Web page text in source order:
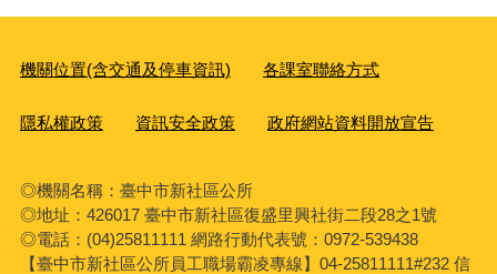
機關位置(含交通及停車資訊) 各課室聯絡方式
隱私權政策 資訊安全政策 政府網站資料開放宣告
◎機關名稱：臺中市新社區公所
◎地址：426017 臺中市新社區復盛里興社街二段28之1號
◎電話：(04)25811111 網路行動代表號：0972-539438
【臺中市新社區公所員工職場霸凌專線】04-25811111#232 信